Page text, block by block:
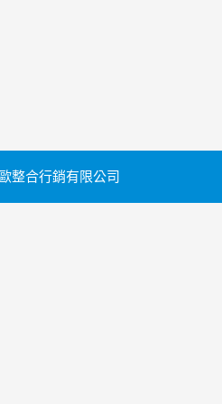
整合行銷有限公司